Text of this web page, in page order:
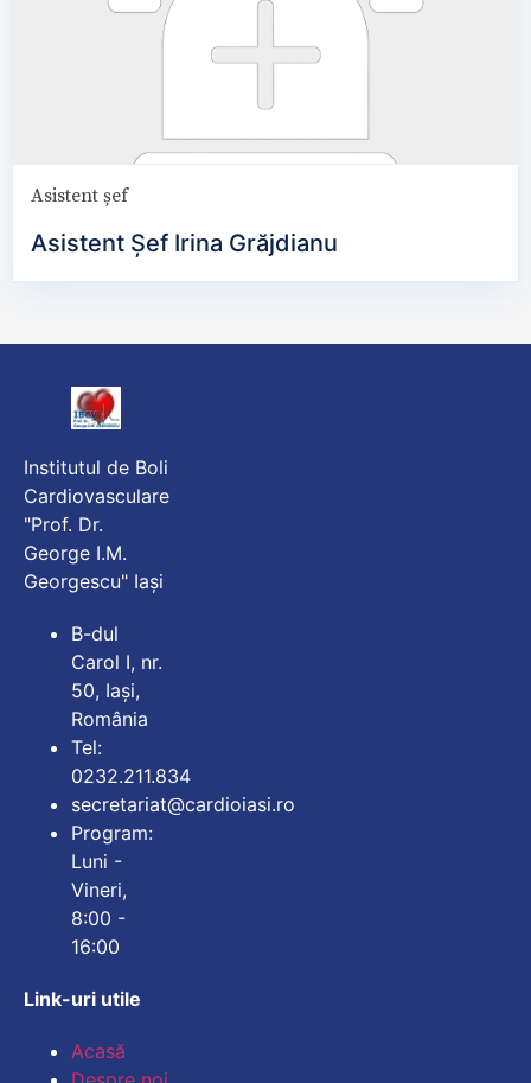
Asistent șef
Asistent Șef Irina Grăjdianu
Institutul de Boli
Cardiovasculare
"Prof. Dr.
George I.M.
Georgescu" Iași
B-dul
Carol I, nr.
50, Iași,
România
Tel:
0232.211.834
secretariat@cardioiasi.ro
Program:
Luni -
Vineri,
8:00 -
16:00
Link-uri utile
Acasă